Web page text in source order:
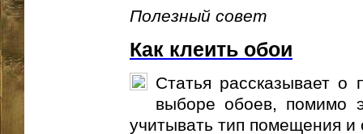
Полезный совет
Как клеить обои
Статья рассказывает о
выборе обоев, помимо
учитывать тип помещения и